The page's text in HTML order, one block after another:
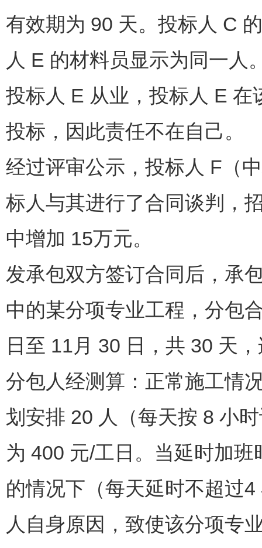
有效期为 90 天。投标人 C
人 E 的材料员显示为同一人
投标人 E 从业，投标人 E
投标，因此责任不在自己。
经过评审公示，投标人 F（
标人与其进行了合同谈判，
中增加 15万元。
发承包双方签订合同后，承
中的某分项专业工程，分包
日至 11月 30 日，共 30 天
分包人经测算：正常施工情
划安排 20 人（每天按 8 小
为 400 元/工日。当延时加
的情况下（每天延时不超过
人自身原因，致使该分项专